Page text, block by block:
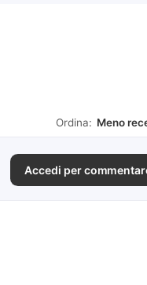
Ordina:
Accedi per